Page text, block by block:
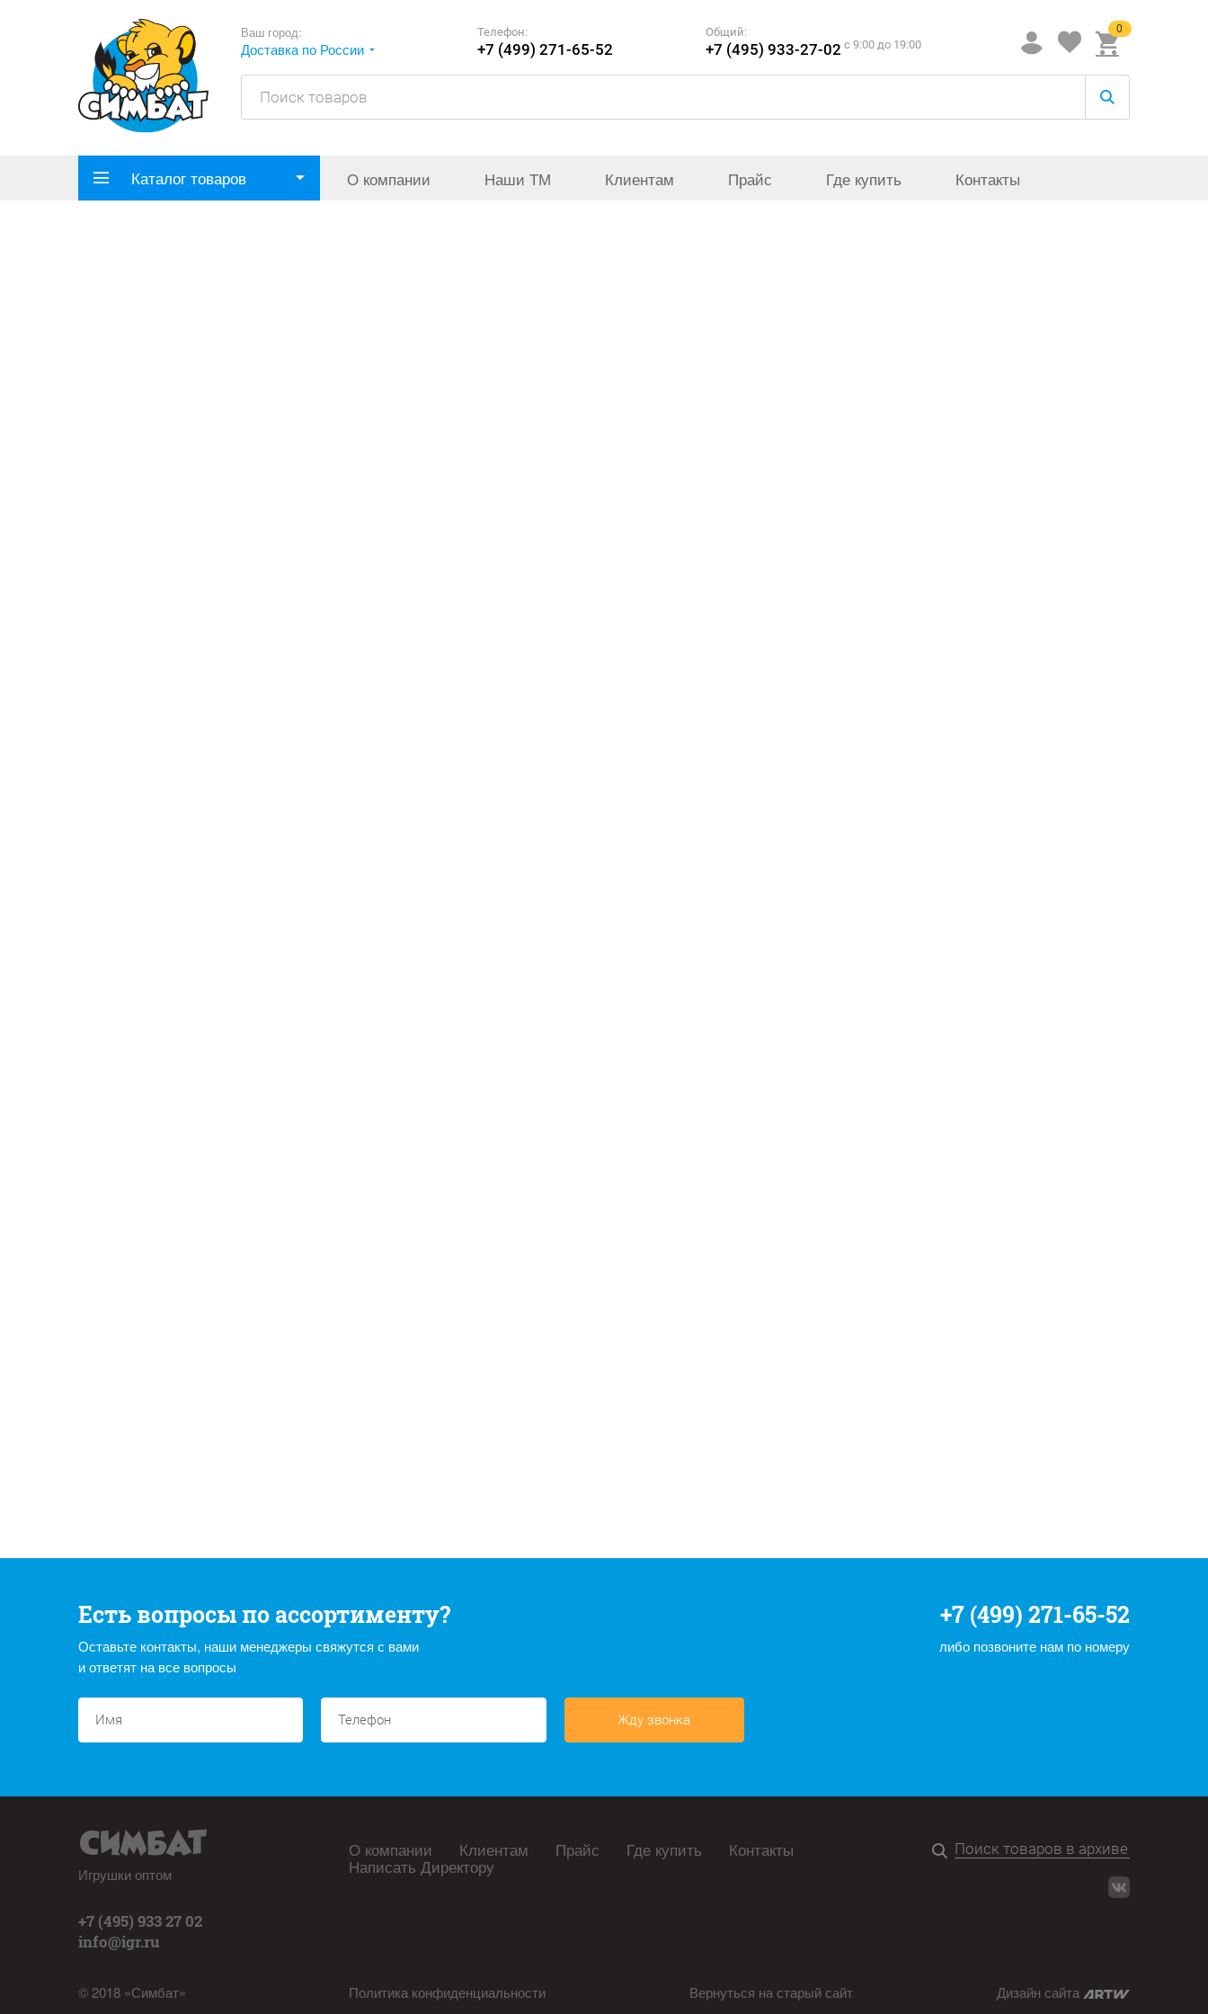
Ваш город:
Доставка по России
Телефон:
+7 (499) 271-65-52
Общий:
+7 (495) 933-27-02 c 9:00 до 19:00
0
Каталог товаров О компании Наши ТМ Клиентам Прайс Где купить Контакты
Есть вопросы по ассортименту?
Оставьте контакты, наши менеджеры свяжутся с вами
и ответят на все вопросы
+7 (499) 271-65-52
либо позвоните нам по номеру
Жду звонка
Игрушки оптом
+7 (495) 933 27 02
info@igr.ru
© 2018 «Симбат»
О компании Клиентам Прайс Где купить Контакты
Написать Директору
Политика конфиденциальности Вернуться на старый сайт Дизайн сайта